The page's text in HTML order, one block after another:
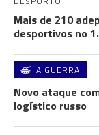
Mais de 210
desportivos no
A GUERRA
Novo ataque
logístico russo